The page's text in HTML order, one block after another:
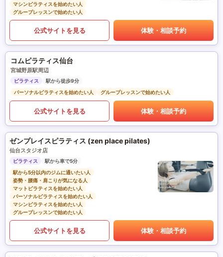
マシンピラティスを始めたい人
グループレッスンで始めたい人
公式サイトを見る 体験・相談予約
コムピラティス仙台
宮城野原駅周辺
ピラティス
駅から徒歩9分
パーソナルピラティスを始めたい人
グループレッスンで始めたい人
公式サイトを見る 体験・相談予約
ゼンプレイスピラティス (zen place pilates)
仙台スタジオ店
ピラティス
駅から車で5分
駅から5分以内のジムに通いたい人
姿勢・腰痛・肩こりが気になる人
マットピラティスを始めたい人
パーソナルピラティスを始めたい人
マシンピラティスを始めたい人
グループレッスンで始めたい人
公式サイトを見る 体験・相談予約